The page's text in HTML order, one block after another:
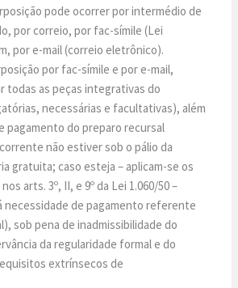
pode ocorrer por intermédio de
por correio, por fac-símile (Lei
por e-mail (correio eletrônico).
por fac-símile e por e-mail,
todas as peças integrativas do
necessárias e facultativas), além
pagamento do preparo recursal
não estiver sob o pálio da
gratuita; caso esteja – aplicam-se os
arts. 3º, II, e 9º da Lei 1.060/50 –
necessidade de pagamento referente
sob pena de inadmissibilidade do
da regularidade formal e do
extrínsecos de